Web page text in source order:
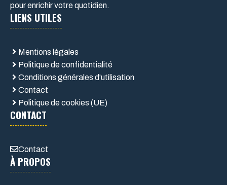
pour enrichir votre quotidien.
LIENS UTILES
Mentions légales
Politique de confidentialité
Conditions générales d'utilisation
Contact
Politique de cookies (UE)
CONTACT
Contact
À PROPOS